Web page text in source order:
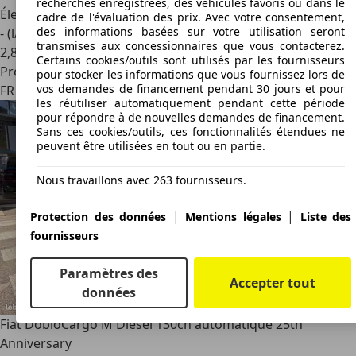
Électrique/Essence
- (l/100 km)
2,8
Professionnel
FR 74100 Annemasse
Fiat DobloCargo M Diesel 130ch automatique 25th
Anniversary
cadre de l'évaluation des prix. Avec votre consentement,
des informations basées sur votre utilisation seront
transmises aux concessionnaires que vous contacterez.
Certains cookies/outils sont utilisés par les fournisseurs
pour stocker les informations que vous fournissez lors de
vos demandes de financement pendant 30 jours et pour
les réutiliser automatiquement pendant cette période
pour répondre à de nouvelles demandes de financement.
Sans ces cookies/outils, ces fonctionnalités étendues ne
peuvent être utilisées en tout ou en partie.
Nous travaillons avec 263 fournisseurs.
Protection des données | Mentions légales|
Liste des
fournisseurs
Paramètres des
données
Accepter tout